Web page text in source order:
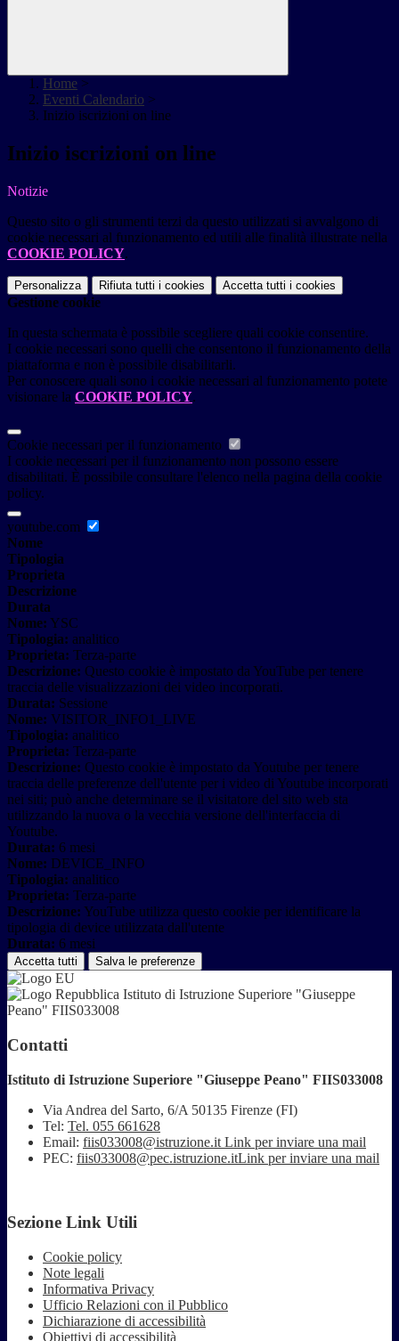
Home >
Eventi Calendario >
Inizio iscrizioni on line
Inizio iscrizioni on line
Notizie
Questo sito o gli strumenti terzi da questo utilizzati si avvalgono di
cookie necessari al funzionamento ed utili alle finalità illustrate nella
COOKIE POLICY.
Personalizza Rifiuta tutti i cookies Accetta tutti i cookies
Gestione cookie
In questa schermata è possibile scegliere quali cookie consentire.
I cookie necessari sono quelli che consentono il funzionamento della
piattaforma e non è possibile disabilitarli.
Per conoscere quali sono i cookie necessari al funzionamento potete
visionare la COOKIE POLICY.
Cookie necessari per il funzionamento
I cookie necessari per il funzionamento non possono essere
disabilitati. È possibile consultare l'elenco nella pagina della cookie
policy.
youtube.com
Nome
Tipologia
Proprieta
Descrizione
Durata
Nome: YSC
Tipologia: analitico
Proprieta: Terza-parte
Descrizione: Questo cookie è impostato da YouTube per tenere
traccia delle visualizzazioni dei video incorporati.
Durata: Sessione
Nome: VISITOR_INFO1_LIVE
Tipologia: analitico
Proprieta: Terza-parte
Descrizione: Questo cookie è impostato da Youtube per tenere
traccia delle preferenze dell'utente per i video di Youtube incorporati
nei siti; può anche determinare se il visitatore del sito web sta
utilizzando la nuova o la vecchia versione dell'interfaccia di
Youtube.
Durata: 6 mesi
Nome: DEVICE_INFO
Tipologia: analitico
Proprieta: Terza-parte
Descrizione: YouTube utilizza questo cookie per identificare la
tipologia di device utilizzata dall'utente
Durata: 6 mesi
Accetta tutti Salva le preferenze
Istituto di Istruzione Superiore "Giuseppe
Peano" FIIS033008
Contatti
Istituto di Istruzione Superiore "Giuseppe Peano" FIIS033008
Via Andrea del Sarto, 6/A 50135 Firenze (FI)
Tel: Tel. 055 661628
Email: fiis033008@istruzione.it Link per inviare una mail
PEC: fiis033008@pec.istruzione.itLink per inviare una mail
Sezione Link Utili
Cookie policy
Note legali
Informativa Privacy
Ufficio Relazioni con il Pubblico
Dichiarazione di accessibilità
Obiettivi di accessibilità